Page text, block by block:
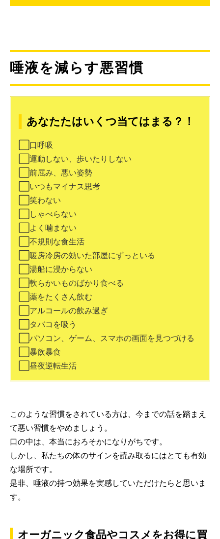
唾液を減らす悪習慣
あなたたはいくつ当てはまる？！
⬜︎口呼吸
⬜︎運動しない、歩いたりしない
⬜︎前屈み、悪い姿勢
⬜︎いつもマイナス思考
⬜︎笑わない
⬜︎しゃべらない
⬜︎よく噛まない
⬜︎不規則な食生活
⬜︎暖房冷房の効いた部屋にずっといる
⬜︎湯船に浸からない
⬜︎軟らかいものばかり食べる
⬜︎薬をたくさん飲む
⬜︎アルコールの飲み過ぎ
⬜︎タバコを吸う
⬜︎パソコン、ゲーム、スマホの画面を見つづける
⬜︎暴飲暴食
⬜︎昼夜逆転生活
このような習慣をされている方は、今までの話を踏まえ
て悪い習慣をやめましょう。
口の中は、本当におろそかになりがちです。
しかし、私たちの体のサインを読み取るにはとても有効
な場所です。
是非、唾液の持つ効果を実感していただけたらと思いま
す。
オーガニック食品やコスメをお得に買